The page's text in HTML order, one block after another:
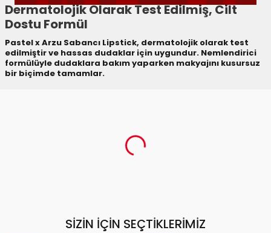
Dermatolojik Olarak Test Edilmiş, Cilt
Dostu Formül
Pastel x Arzu Sabancı Lipstick, dermatolojik olarak test
edilmiştir ve hassas dudaklar için uygundur. Nemlendirici
formülüyle dudaklara bakım yaparken makyajını kusursuz
bir biçimde tamamlar.
SIZIN İÇIN SEÇTIKLERIMIZ